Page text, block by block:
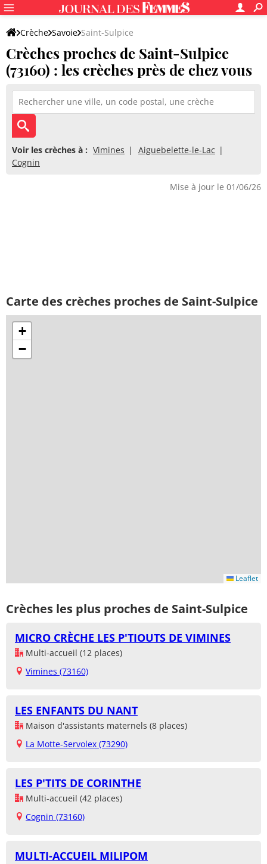
Crèche Savoie Saint-Sulpice
Crèches proches de Saint-Sulpice
(73160) : les crèches près de chez vous
Voir les crèches à : Vimines
Aiguebelette-le-Lac
Cognin
Mise à jour le 01/06/26
Carte des crèches proches de Saint-Sulpice
+
−
Leaflet
Crèches les plus proches de Saint-Sulpice
MICRO CRÈCHE LES P'TIOUTS DE VIMINES
Multi-accueil (12 places)
Vimines (73160)
LES ENFANTS DU NANT
Maison d'assistants maternels (8 places)
La Motte-Servolex (73290)
LES P'TITS DE CORINTHE
Multi-accueil (42 places)
Cognin (73160)
MULTI-ACCUEIL MILIPOM